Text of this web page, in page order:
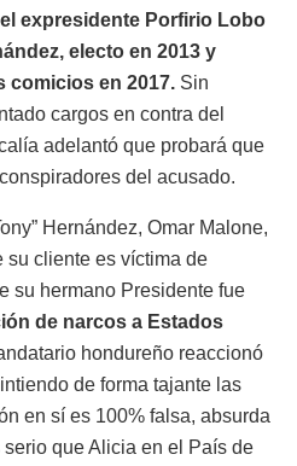
expresidente Porfirio Lobo
electo en 2013 y
comicios en 2017. Sin
cargos en contra del
adelantó que probará que
del acusado.
Hernández, Omar Malone,
su cliente es víctima de
su hermano Presidente fue
de narcos a Estados
hondureño reaccionó
de forma tajante las
en sí es 100% falsa, absurda
que Alicia en el País de